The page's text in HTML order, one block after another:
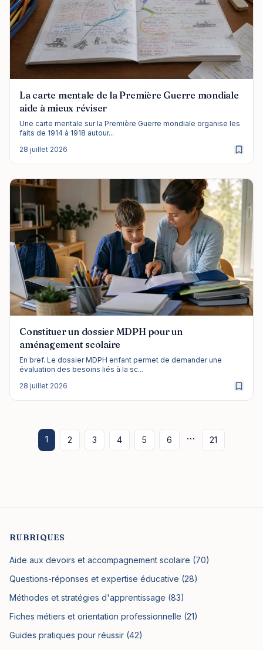
La carte mentale de la Première Guerre mondiale
aide à mieux réviser
Une carte mentale sur la Première Guerre mondiale organise les
faits de 1914 à 1918 autour...
28 juillet 2026
Constituer un dossier MDPH pour un
aménagement scolaire
En bref. Le dossier MDPH enfant permet de demander une
évaluation des besoins liés à la sc...
28 juillet 2026
1 2 3 4 5 6 … 21
RUBRIQUES
Aide aux devoirs et accompagnement scolaire (70)
Questions-réponses et expertise éducative (28)
Méthodes et stratégies d'apprentissage (83)
Fiches métiers et orientation professionnelle (21)
Guides pratiques pour réussir (42)